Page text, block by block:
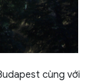
cùng với